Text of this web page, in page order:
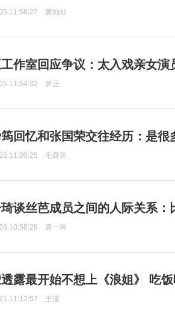
11:56:27 黄灿灿
作室回应争议：太入戏亲女演
11:54:32 罗正
回忆和张国荣交往经历：是很
11:00:25 毛舜筠
谈丝芭成员之间的人际关系：
10:58:28 袁一琦
露最开始不想上《浪姐》 吃
11:12:57 王濛